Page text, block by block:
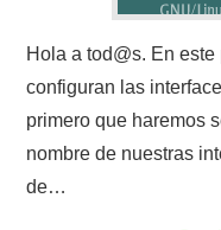
Hola a tod@s. En
configuran las
primero que haremos
nombre de nuestras
de…